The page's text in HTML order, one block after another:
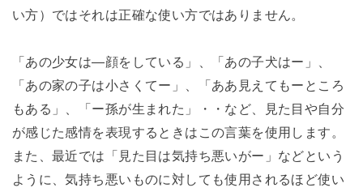
い方）ではそれは正確な使い方ではありません。
「あの少女は―顔をしている」、「あの子犬はー」、
「あの家の子は小さくてー」、「ああ見えてもーところ
もある」、「ー孫が生まれた」・・など、見た目や自分
が感じた感情を表現するときはこの言葉を使用します。
また、最近では「見た目は気持ち悪いがー」などという
ように、気持ち悪いものに対しても使用されるほど使い